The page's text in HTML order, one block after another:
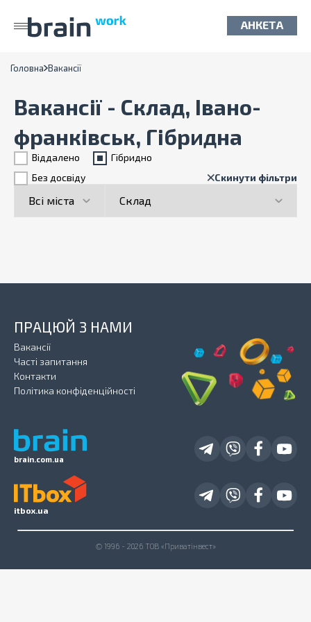
АНКЕТА
Головна Вакансії
Вакансії - Склад, Івано-
франківськ, Гібридна
Віддалено
Гiбридно
Без досвіду
Скинути фільтри
brain.com.ua
ПРАЦЮЙ З НАМИ
Вакансії
Часті запитання
Контакти
Політика конфіденційності
itbox.ua
© 1996 - 2026 ТОВ «Приватінвест»